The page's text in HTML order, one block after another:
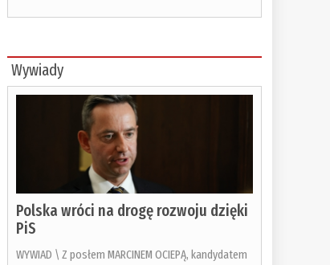
Wywiady
Polska wróci na drogę rozwoju dzięki
PiS
WYWIAD \ Z posłem MARCINEM OCIEPĄ, kandydatem